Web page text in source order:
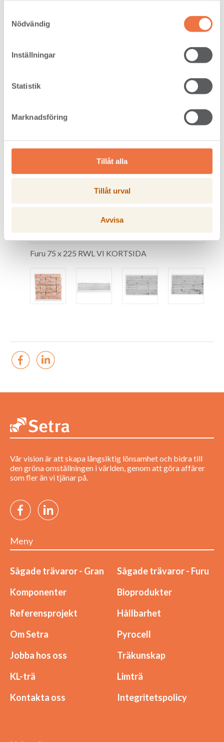
Nödvändig
Inställningar
Statistik
Marknadsföring
Tillåt alla
Tillåt urval
Avvisa
Furu 75 x 225 RWL VI KORTSIDA
Vår vision är att skapa långsiktig lönsamhet och bidra till
den gröna omställningen i världen, genom att göra affärer
som fler än vi tjänar på.
Meny
Sågade trävaror - Gran
Sågade trävaror - Furu
Komponenter
Bioprodukter
Referensprojekt
Hållbarhet
Om Setra
Pyrocell
Jobba hos oss
Träkunskap
KL-trä
Limträ
Kontakta oss
Integritetspolicy